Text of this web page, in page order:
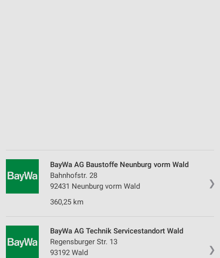
❯
BayWa AG Baustoffe Neunburg vorm Wald
Bahnhofstr. 28
92431 Neunburg vorm Wald
360,25 km
❯
BayWa AG Technik Servicestandort Wald
Regensburger Str. 13
93192 Wald